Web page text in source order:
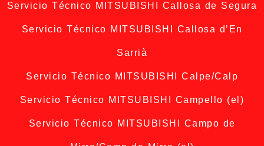
Servicio Técnico MITSUBISHI Callosa de Segura
Servicio Técnico MITSUBISHI Callosa d’En
Sarrià
Servicio Técnico MITSUBISHI Calpe/Calp
Servicio Técnico MITSUBISHI Campello (el)
Servicio Técnico MITSUBISHI Campo de